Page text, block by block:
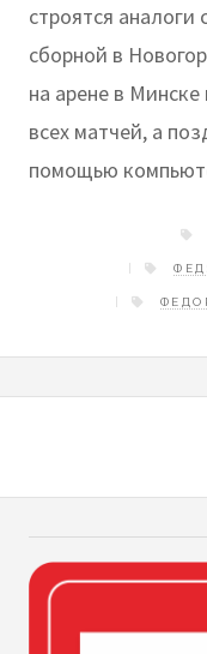
строятся аналоги
сборной в
на арене в
всех матчей, а
помощью